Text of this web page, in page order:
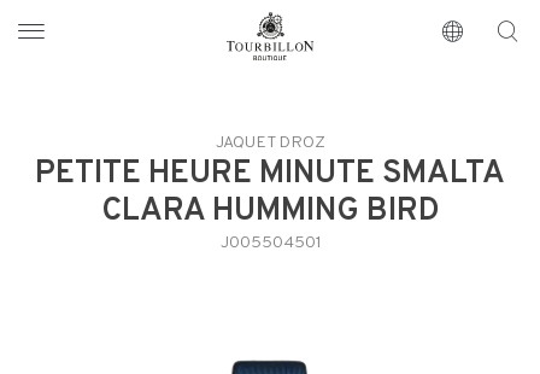
https://www.tourbillon.com/index.php/fr
JAQUET DROZ
PETITE HEURE MINUTE SMALTA
CLARA HUMMING BIRD
J005504501